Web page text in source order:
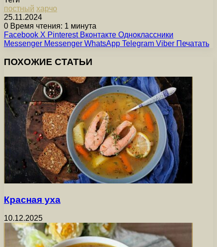
постный харчо
25.11.2024
0 Время чтения: 1 минута
Facebook X Pinterest Вконтакте Одноклассники
Messenger Messenger WhatsApp Telegram Viber Печатать
ПОХОЖИЕ СТАТЬИ
Красная уха
10.12.2025